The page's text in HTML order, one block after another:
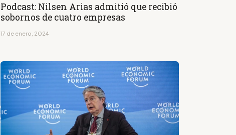
Podcast: Nilsen Arias admitió que recibió
sobornos de cuatro empresas
17 de enero, 2024